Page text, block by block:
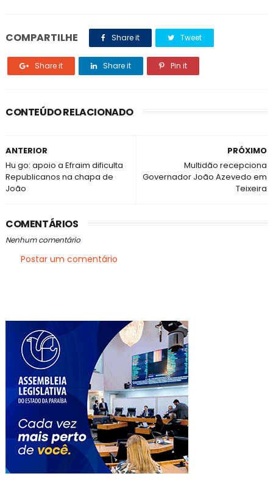
COMPARTILHE Share it Tweet
Share it Share it Pin it
CONTEÚDO RELACIONADO
PRÓXIMO
Multidão recepciona
Governador João Azevedo em
Teixeira
ANTERIOR
Hu go: apoio a Efraim dificulta
Republicanos na chapa de
João
COMENTÁRIOS
Nenhum comentário
Postar um comentário